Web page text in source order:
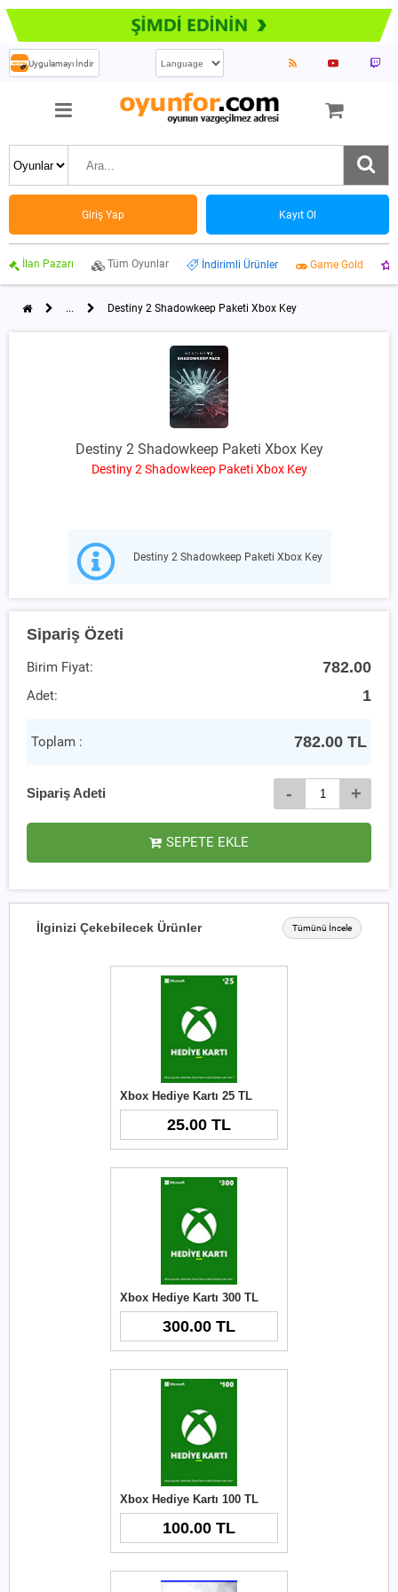
Uygulamayı İndir
Giriş Yap Kayıt Ol
İlan Pazarı Tüm Oyunlar İndirimli Ürünler Game Gold
... Destiny 2 Shadowkeep Paketi Xbox Key
Destiny 2 Shadowkeep Paketi Xbox Key
Destiny 2 Shadowkeep Paketi Xbox Key
Destiny 2 Shadowkeep Paketi Xbox Key
Sipariş Özeti
Birim Fiyat: 782.00
Adet: 1
Toplam : 782.00 TL
Sipariş Adeti - +
SEPETE EKLE
İlginizi Çekebilecek Ürünler Tümünü İncele
Xbox Hediye Kartı 25 TL
25.00 TL
Xbox Hediye Kartı 300 TL
300.00 TL
Xbox Hediye Kartı 100 TL
100.00 TL